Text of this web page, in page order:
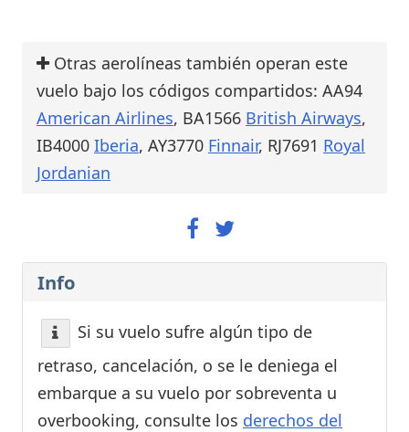
Otras aerolíneas también operan este
vuelo bajo los códigos compartidos: AA94
American Airlines, BA1566 British Airways,
IB4000 Iberia, AY3770 Finnair, RJ7691 Royal
Jordanian
Info
Si su vuelo sufre algún tipo de
retraso, cancelación, o se le deniega el
embarque a su vuelo por sobreventa u
overbooking, consulte los derechos del